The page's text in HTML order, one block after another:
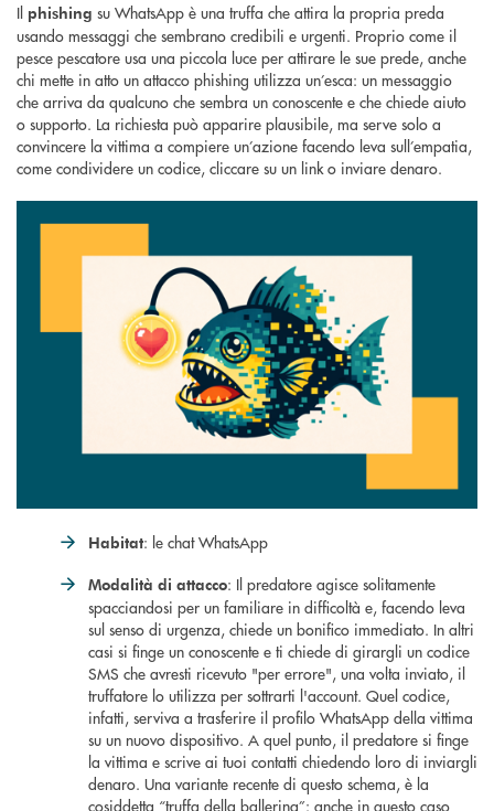
Il phishing su WhatsApp è una truffa che attira la propria preda
usando messaggi che sembrano credibili e urgenti. Proprio come il
pesce pescatore usa una piccola luce per attirare le sue prede, anche
chi mette in atto un attacco phishing utilizza un’esca: un messaggio
che arriva da qualcuno che sembra un conoscente e che chiede aiuto
o supporto. La richiesta può apparire plausibile, ma serve solo a
convincere la vittima a compiere un’azione facendo leva sull’empatia,
come condividere un codice, cliccare su un link o inviare denaro.
Habitat: le chat WhatsApp
Modalità di attacco: Il predatore agisce solitamente
spacciandosi per un familiare in difficoltà e, facendo leva
sul senso di urgenza, chiede un bonifico immediato. In altri
casi si finge un conoscente e ti chiede di girargli un codice
SMS che avresti ricevuto "per errore", una volta inviato, il
truffatore lo utilizza per sottrarti l'account. Quel codice,
infatti, serviva a trasferire il profilo WhatsApp della vittima
su un nuovo dispositivo. A quel punto, il predatore si finge
la vittima e scrive ai tuoi contatti chiedendo loro di inviargli
denaro. Una variante recente di questo schema, è la
cosiddetta “truffa della ballerina”: anche in questo caso